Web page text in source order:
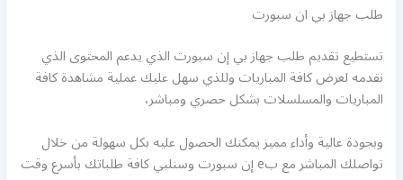
طلب جهاز بي ان سبورت
تستطيع تقديم طلب جهاز بي إن سبورت الذي يدعم المحتوى الذي
نقدمه لعرض كافة المباريات وللذي سهل عليك عملية مشاهدة كافة
المباريات والمسلسلات بشكل حصري ومباشر،
وبجودة عالية وأداء مميز يمكنك الحصول عليه بكل سهولة من خلال
تواصلك المباشر مع بe إن سبورت وسنلبي كافة طلباتك بأسرع وقت